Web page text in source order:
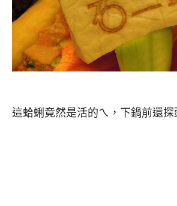
這蛤蜊竟然是活的ㄟ，下鍋前還探